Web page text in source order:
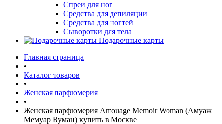
Спреи для ног
Средства для депиляции
Средства для ногтей
Сыворотки для тела
Подарочные карты
Главная страница
•
Каталог товаров
•
Женская парфюмерия
•
Женская парфюмерия Amouage Memoir Woman (Амуаж
Мемуар Вуман) купить в Москве